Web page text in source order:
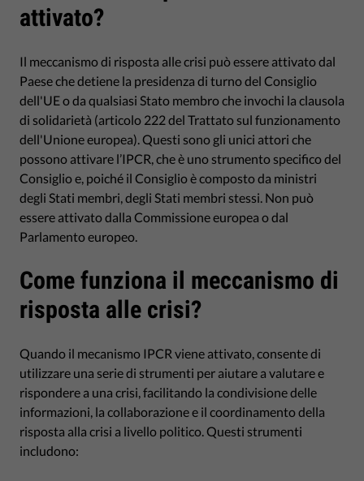
attivato?
Il meccanismo di risposta alle crisi può essere attivato dal
Paese che detiene la presidenza di turno del Consiglio
dell'UE o da qualsiasi Stato membro che invochi la clausola
di solidarietà (articolo 222 del Trattato sul funzionamento
dell'Unione europea). Questi sono gli unici attori che
possono attivare l’IPCR, che è uno strumento specifico del
Consiglio e, poiché il Consiglio è composto da ministri
degli Stati membri, degli Stati membri stessi. Non può
essere attivato dalla Commissione europea o dal
Parlamento europeo.
Come funziona il meccanismo di
risposta alle crisi?
Quando il mecanismo IPCR viene attivato, consente di
utilizzare una serie di strumenti per aiutare a valutare e
rispondere a una crisi, facilitando la condivisione delle
informazioni, la collaborazione e il coordinamento della
risposta alla crisi a livello politico. Questi strumenti
includono: